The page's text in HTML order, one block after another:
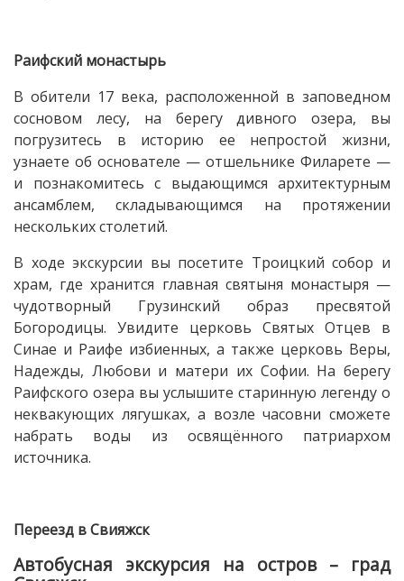
Раифский монастырь
В обители 17 века, расположенной в заповедном
сосновом лесу, на берегу дивного озера, вы
погрузитесь в историю ее непростой жизни,
узнаете об основателе — отшельнике Филарете —
и познакомитесь с выдающимся архитектурным
ансамблем, складывающимся на протяжении
нескольких столетий.
В ходе экскурсии вы посетите Троицкий собор и
храм, где хранится главная святыня монастыря —
чудотворный Грузинский образ пресвятой
Богородицы. Увидите церковь Святых Отцев в
Синае и Раифе избиенных, а также церковь Веры,
Надежды, Любови и матери их Софии. На берегу
Раифского озера вы услышите старинную легенду о
неквакующих лягушках, а возле часовни сможете
набрать воды из освящённого патриархом
источника.
Переезд в Свияжск
Автобусная экскурсия на остров – град